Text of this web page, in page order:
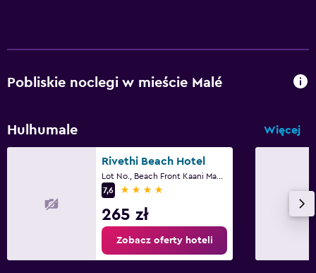
Pobliskie noclegi w mieście Malé
Hulhumale Więcej
Rivethi Beach Hotel
7,6
4 gwiazdki
265 zł
Zobacz oferty hoteli